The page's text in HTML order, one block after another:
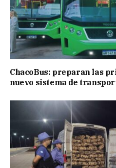
ChacoBus: preparan las
nuevo sistema de